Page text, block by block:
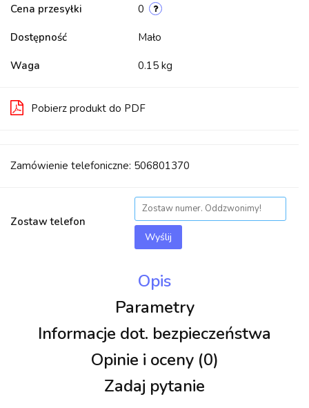
Cena przesyłki 0
Dostępność Mało
Waga 0.15 kg
Pobierz produkt do PDF
Zamówienie telefoniczne: 506801370
Zostaw telefon
Wyślij
Opis
Parametry
Informacje dot. bezpieczeństwa
Opinie i oceny (0)
Zadaj pytanie